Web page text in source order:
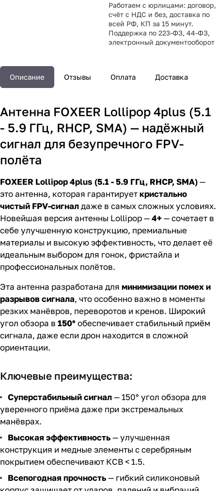
Работаем с юрлицами: договор,
счёт с НДС и без, доставка по
всей РФ, КП за 15 минут.
Поддержка по 223-ФЗ, 44-ФЗ,
электронный документооборот
Описание Отзывы Оплата Доставка
Антенна FOXEER Lollipop 4plus (5.1
- 5.9 ГГц, RHCP, SMA) — надёжный
сигнал для безупречного FPV-
полёта
FOXEER Lollipop 4plus (5.1 - 5.9 ГГц, RHCP, SMA)—
это антенна, которая гарантируеткристально
чистый FPV-сигналдаже в самых сложных условиях.
Новейшая версия антенны Lollipop —4+— сочетает в
себе улучшенную конструкцию, премиальные
материалы и высокую эффективность, что делает её
идеальным выбором для гонок, фристайла и
профессиональных полётов.
Эта антенна разработана для минимизации помех и
разрывов сигнала, что особенно важно в моменты
резких манёвров, переворотов и кренов. Широкий
угол обзора в 150°обеспечивает стабильный приём
сигнала, даже если дрон находится в сложной
ориентации.
Ключевые преимущества:
Суперстабильный сигнал— 150° угол обзора для
уверенного приёма даже при экстремальных
манёврах.
Высокая эффективность— улучшенная
конструкция и медные элементы с серебряным
покрытием обеспечивают КСВ < 1.5.
Всепогодная прочность— гибкий силиконовый